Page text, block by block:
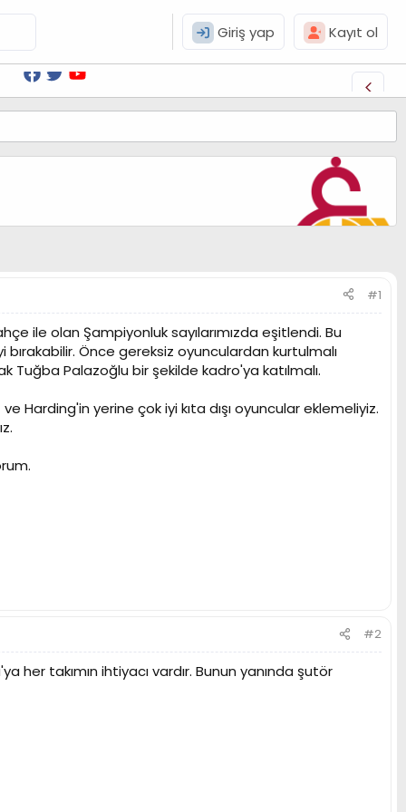
Giriş yap Kayıt ol
#1
ile olan Şampiyonluk sayılarımızda eşitlendi. Bu
Önce gereksiz oyunculardan kurtulmalı
Tuğba Palazoğlu bir şekilde kadro'ya katılmalı.
Harding'in yerine çok iyi kıta dışı oyuncular eklemeliyiz.
#2
her takımın ihtiyacı vardır. Bunun yanında şutör